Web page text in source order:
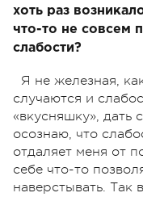
хоть раз
что-то не совсем
слабости?
Я не железная,
случаются и
«вкусняшку», дать
осознаю, что
отдаляет меня от
себе что-то
наверстывать. Так